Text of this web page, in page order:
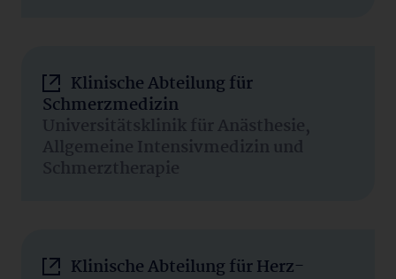
Klinische Abteilung für
Schmerzmedizin
Universitätsklinik für Anästhesie,
Allgemeine Intensivmedizin und
Schmerztherapie
Klinische Abteilung für Herz-